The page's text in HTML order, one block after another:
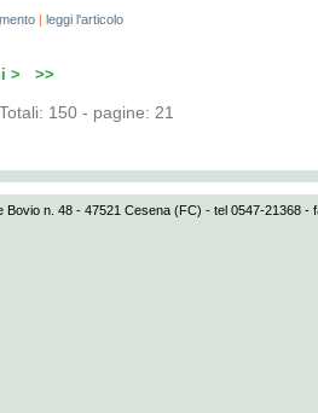
| leggi l'articolo
> >>
150 - pagine: 21
Bovio n. 48 - 47521 Cesena (FC) - tel 0547-21368 -